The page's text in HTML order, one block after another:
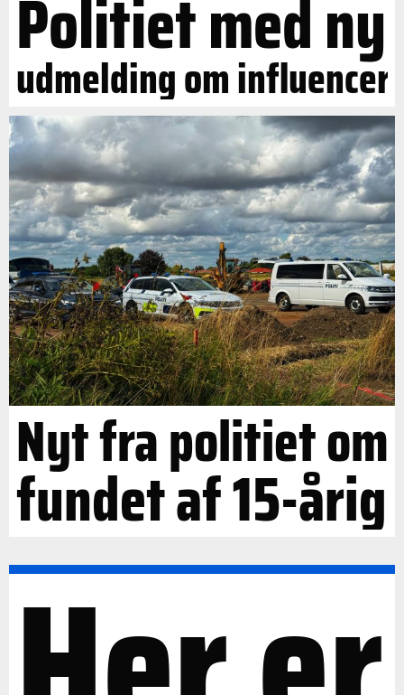
Politiet med ny
udmelding om influencer
Nyt fra politiet om
fundet af 15-årig